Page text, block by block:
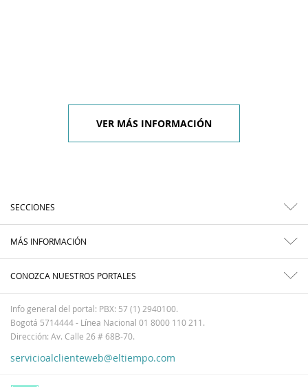
VER MÁS INFORMACIÓN
SECCIONES
MÁS INFORMACIÓN
CONOZCA NUESTROS PORTALES
Info general del portal: PBX: 57 (1) 2940100.
Bogotá 5714444 - Línea Nacional 01 8000 110 211.
Dirección: Av. Calle 26 # 68B-70.
servicioalclienteweb@eltiempo.com